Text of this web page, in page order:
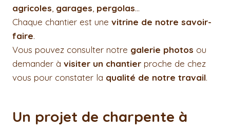
agricoles garages pergolas…
Chaque chantier est une vitrine de notre savoir-
faire.
Vous pouvez consulter notre galerie photos ou
demander à visiter un chantier proche de chez
vous pour constater la qualité de notre travail.
Un projet de charpente à